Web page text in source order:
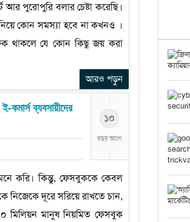
আর পুরোপুরি বলার চেষ্টা করেছি।
কোন সমস্যা হবে না কখনও ।
থাকলে যে কোন কিছু জয় করা
আরও পড়ুন
কমার্স ব্যবসায়ীদের
১০
বছর আগে
করি। কিন্তু, ফেসবুককে কেবল
নিজেকে দূরে সরিয়ে রাখতে চান,
মিলিয়ন মানুষ নিয়মিত ফেসবুক